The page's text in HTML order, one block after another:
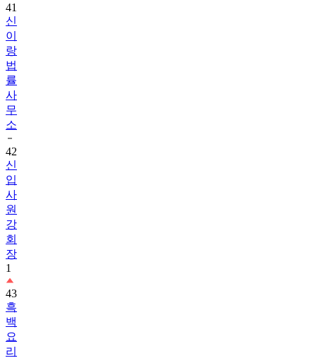
41
신
이
랑
법
률
사
무
소
42
신
입
사
원
강
회
장
1
43
흑
백
요
리